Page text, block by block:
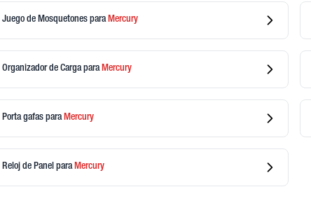
Juego de Mosquetones paraMercury
Organizador de Carga paraMercury
Porta gafas paraMercury
Reloj de Panel paraMercury